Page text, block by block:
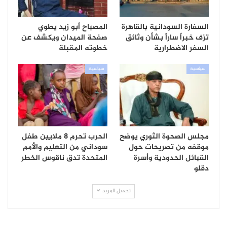
السفارة السودانية بالقاهرة
تزف خبراً ساراً بشأن وثائق
السفر الاضطرارية
المصباح أبو زيد يطوي
صفحة الميدان ويكشف عن
خطوته المقبلة
سياسية
مجلس الصحوة الثوري يوضح
موقفه من تصريحات حول
القبائل الحدودية وأسرة
دقلو
سياسية
الحرب تحرم 8 ملايين طفل
سوداني من التعليم والأمم
المتحدة تدق ناقوس الخطر
تحميل المزيد